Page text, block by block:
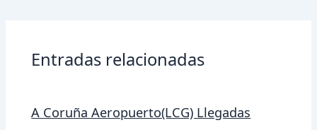
Entradas relacionadas
A Coruña Aeropuerto(LCG) Llegadas